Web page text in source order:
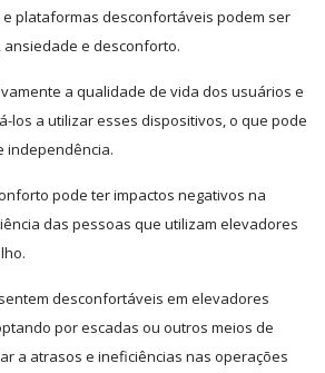
plataformas desconfortáveis podem ser
e desconforto.
a qualidade de vida dos usuários e
los a utilizar esses dispositivos, o que pode
independência.
pode ter impactos negativos na
das pessoas que utilizam elevadores
desconfortáveis em elevadores
por escadas ou outros meios de
a atrasos e ineficiências nas operações